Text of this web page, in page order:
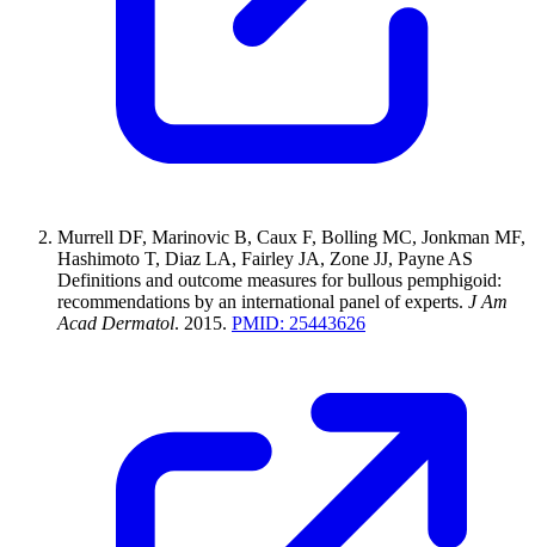
Murrell DF, Marinovic B, Caux F, Bolling MC, Jonkman MF,
Hashimoto T, Diaz LA, Fairley JA, Zone JJ, Payne AS
Definitions and outcome measures for bullous pemphigoid:
recommendations by an international panel of experts. J Am
Acad Dermatol. 2015. PMID: 25443626